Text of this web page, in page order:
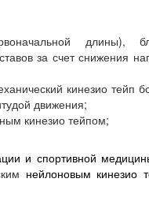
длины),
за счет снижения
кинезио тейп
движения;
кинезио тейпом;
и спортивной
нейлоновым кинезио